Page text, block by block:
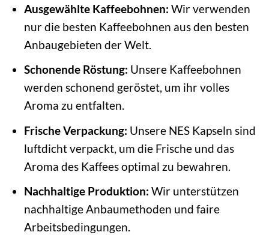
Ausgewählte Kaffeebohnen: Wir verwenden
nur die besten Kaffeebohnen aus den besten
Anbaugebieten der Welt.
Schonende Röstung: Unsere Kaffeebohnen
werden schonend geröstet, um ihr volles
Aroma zu entfalten.
Frische Verpackung: Unsere NES Kapseln sind
luftdicht verpackt, um die Frische und das
Aroma des Kaffees optimal zu bewahren.
Nachhaltige Produktion: Wir unterstützen
nachhaltige Anbaumethoden und faire
Arbeitsbedingungen.